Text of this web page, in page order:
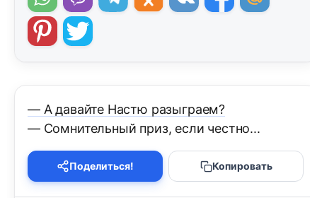
— А давайте Настю разыграем?
— Сомнительный приз, если честно...
Поделиться! Копировать